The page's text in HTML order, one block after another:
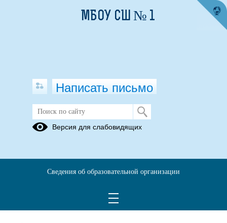
Родителям
МБОУ СШ № 1
Написать письмо
Версия для слабовидящих
Сведения об образовательной организации